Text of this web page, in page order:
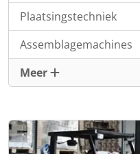
Plaatsingstechniek
Assemblagemachines
Meer